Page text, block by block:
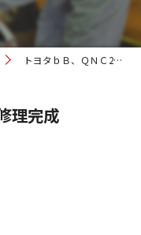
トヨタｂＢ、ＱＮＣ21の修理完成
理完成